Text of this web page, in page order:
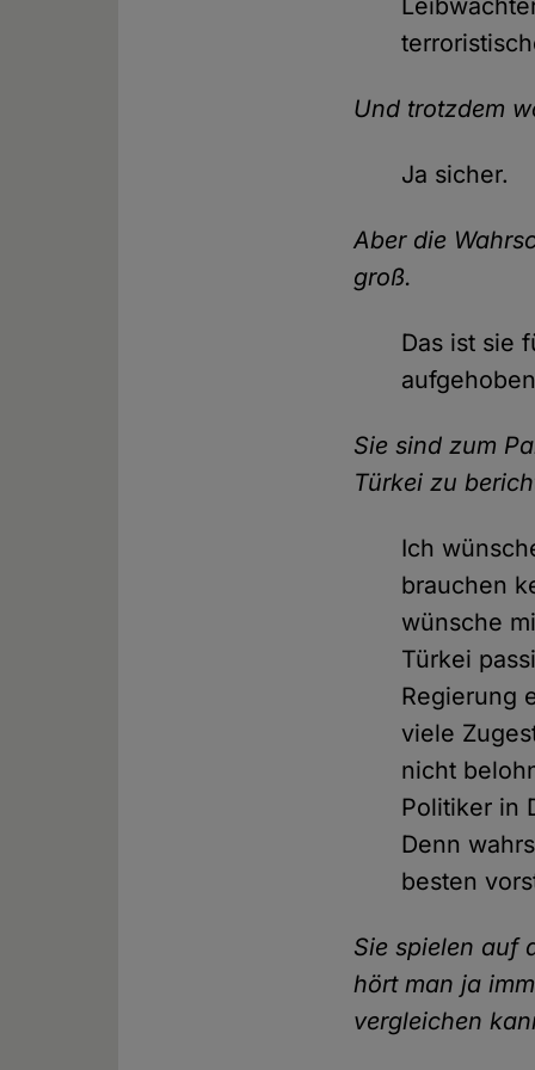
Und trotzdem
Ja sicher.
Aber die
groß.
Das ist sie
Sie sind zum
Türkei zu
Ich
brauchen
wünsche
Türkei
Regierung
viele
nicht
Politiker in
Denn
besten
Sie spielen auf
hört man ja
vergleichen